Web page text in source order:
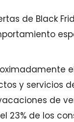
de Black
y servicios
de
el 23% de los